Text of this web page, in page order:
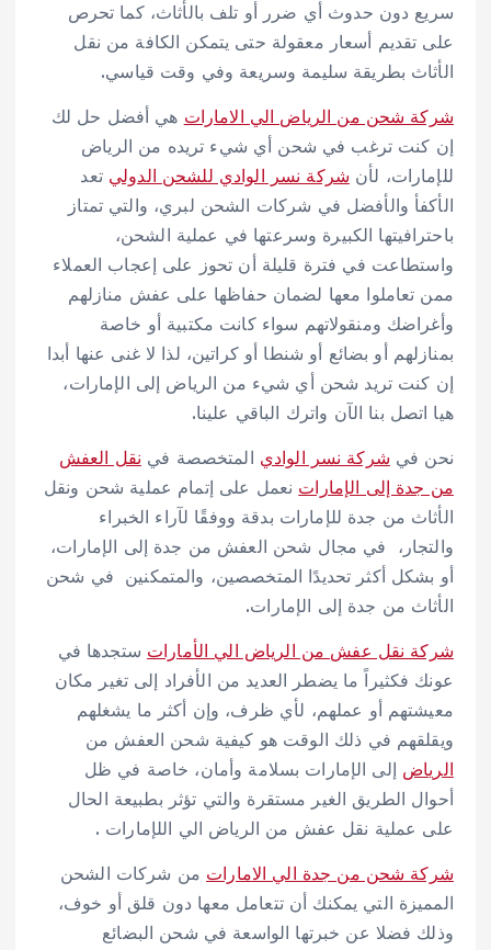
سريع دون حدوث أي ضرر أو تلف بالأثاث، كما تحرص
على تقديم أسعار معقولة حتى يتمكن الكافة من نقل
الأثاث بطريقة سليمة وسريعة وفي وقت قياسي.
شركة شحن من الرياض الي الامارات هي أفضل حل لك
إن كنت ترغب في شحن أي شيء تريده من الرياض
للإمارات، لأن شركة نسر الوادي للشحن الدولي تعد
الأكفأ والأفضل في شركات الشحن لبري، والتي تمتاز
باحترافيتها الكبيرة وسرعتها في عملية الشحن،
واستطاعت في فترة قليلة أن تحوز على إعجاب العملاء
ممن تعاملوا معها لضمان حفاظها على عفش منازلهم
وأغراضك ومنقولاتهم سواء كانت مكتبية أو خاصة
بمنازلهم أو بضائع أو شنطا أو كراتين، لذا لا غنى عنها أبدا
إن كنت تريد شحن أي شيء من الرياض إلى الإمارات،
هيا اتصل بنا الآن واترك الباقي علينا.
نحن في شركة نسر الوادي المتخصصة في نقل العفش
من جدة إلى الإمارات نعمل على إتمام عملية شحن ونقل
الأثاث من جدة للإمارات بدقة ووفقًا لآراء الخبراء
والتجار، في مجال شحن العفش من جدة إلى الإمارات،
أو بشكل أكثر تحديدًا المتخصصين، والمتمكنين في شحن
الأثاث من جدة إلى الإمارات.
شركة نقل عفش من الرياض الي الأمارات ستجدها في
عونك فكثيراً ما يضطر العديد من الأفراد إلى تغير مكان
معيشتهم أو عملهم، لأي ظرف، وإن أكثر ما يشغلهم
ويقلقهم في ذلك الوقت هو كيفية شحن العفش من
الرياض إلى الإمارات بسلامة وأمان، خاصة في ظل
أحوال الطريق الغير مستقرة والتي تؤثر بطبيعة الحال
على عملية نقل عفش من الرياض الي اللإمارات .
شركة شحن من جدة الي الامارات من شركات الشحن
المميزة التي يمكنك أن تتعامل معها دون قلق أو خوف،
وذلك فضلا عن خبرتها الواسعة في شحن البضائع